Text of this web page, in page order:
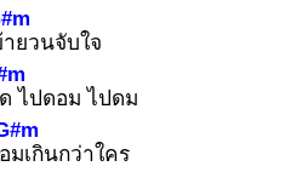
ยวนจับใจ
ไปดอม ไปดม
มเกินกว่าใคร